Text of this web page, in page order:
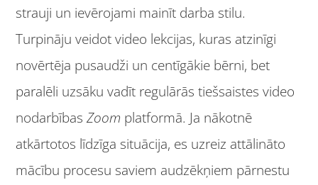
strauji un ievērojami mainīt darba stilu.
Turpināju veidot video lekcijas, kuras atzinīgi
novērtēja pusaudži un centīgākie bērni, bet
paralēli uzsāku vadīt regulārās tiešsaistes video
nodarbībasZoom platformā. Ja nākotnē
atkārtotos līdzīga situācija, es uzreiz attālināto
mācību procesu saviem audzēkņiem pārnestu